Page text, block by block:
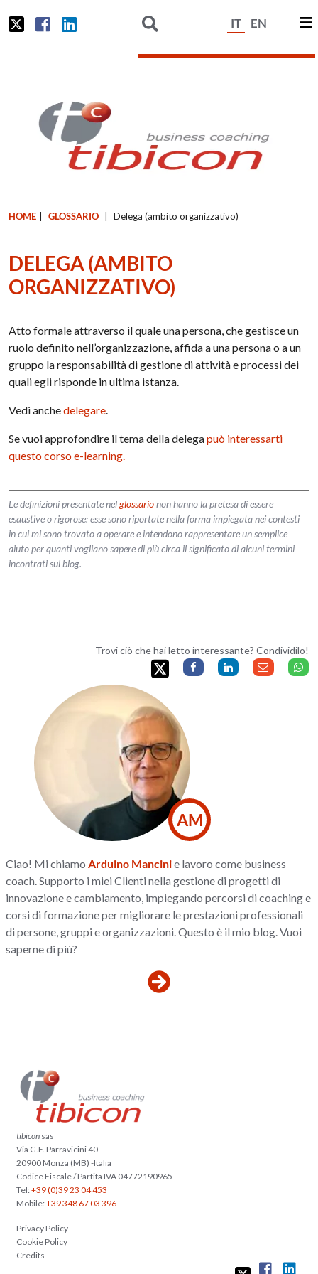
IT EN
HOME GLOSSARIO Delega (ambito organizzativo)
DELEGA (AMBITO
ORGANIZZATIVO)
Atto formale attraverso il quale una persona, che gestisce un
ruolo definito nell’organizzazione, affida a una persona o a un
gruppo la responsabilità di gestione di attività e processi dei
quali egli risponde in ultima istanza.
Vedi anchedelegare.
Se vuoi approfondire il tema della delegapuò interessarti
questo corso e-learning.
Le definizioni presentate nelglossarionon hanno la pretesa di essere
esaustive o rigorose: esse sono riportate nella forma impiegata nei contesti
in cui mi sono trovato a operare e intendono rappresentare un semplice
aiuto per quanti vogliano sapere di più circa il significato di alcuni termini
incontrati sul blog.
Trovi ciò che hai letto interessante? Condividilo!
AM
Ciao! Mi chiamo Arduino Mancinie lavoro come business
coach. Supporto i miei Clienti nella gestione di progetti di
innovazione e cambiamento, impiegando percorsi di coaching e
corsi di formazione per migliorare le prestazioni professionali
di persone, gruppi e organizzazioni. Questo è il mio blog. Vuoi
saperne di più?
tibicon sas
Via G.F. Parravicini 40
20900 Monza (MB) -Italia
Codice Fiscale / Partita IVA 04772190965
Tel:+39 (0)39 23 04 453
Mobile:+39 348 67 03 396
Privacy Policy
Cookie Policy
Credits